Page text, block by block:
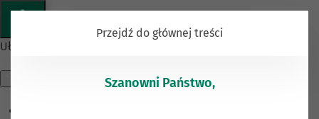
Ułatwienia dostępu
Przejdź do głównej treści
KOMUNIKAT
Szanowni Państwo,